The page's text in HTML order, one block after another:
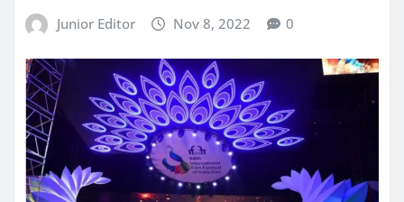
Junior Editor Nov 8, 2022 0